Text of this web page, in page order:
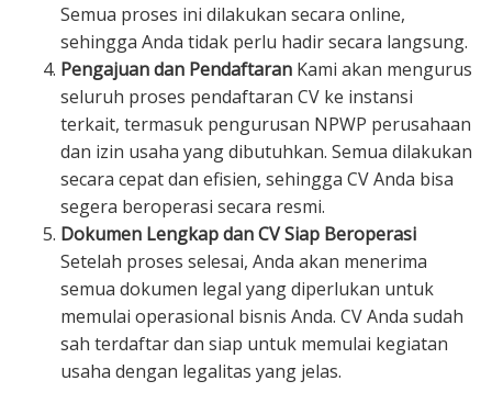
Semua proses ini dilakukan secara online,
sehingga Anda tidak perlu hadir secara langsung.
Pengajuan dan Pendaftaran Kami akan mengurus
seluruh proses pendaftaran CV ke instansi
terkait, termasuk pengurusan NPWP perusahaan
dan izin usaha yang dibutuhkan. Semua dilakukan
secara cepat dan efisien, sehingga CV Anda bisa
segera beroperasi secara resmi.
Dokumen Lengkap dan CV Siap Beroperasi
Setelah proses selesai, Anda akan menerima
semua dokumen legal yang diperlukan untuk
memulai operasional bisnis Anda. CV Anda sudah
sah terdaftar dan siap untuk memulai kegiatan
usaha dengan legalitas yang jelas.